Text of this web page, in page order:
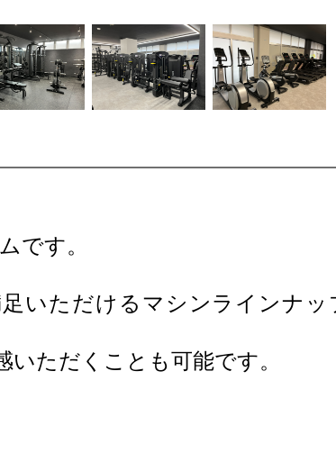
です。
いただけるマシンラインナッ
ただくことも可能です。